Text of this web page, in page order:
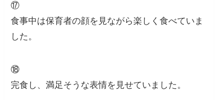
⑰
食事中は保育者の顔を見ながら楽しく食べていま
した。
⑱
完食し、満足そうな表情を見せていました。